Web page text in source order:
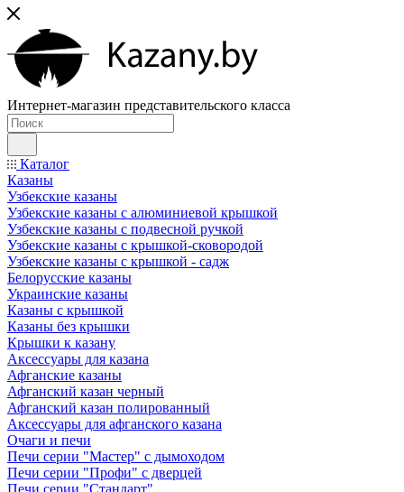
Интернет-магазин представительского класса
Каталог
Казаны
Узбекские казаны
Узбекские казаны с алюминиевой крышкой
Узбекские казаны с подвесной ручкой
Узбекские казаны с крышкой-сковородой
Узбекские казаны с крышкой - садж
Белорусские казаны
Украинские казаны
Казаны с крышкой
Казаны без крышки
Крышки к казану
Аксессуары для казана
Афганские казаны
Афганский казан черный
Афганский казан полированный
Аксессуары для афганского казана
Очаги и печи
Печи серии "Мастер" с дымоходом
Печи серии "Профи" с дверцей
Печи серии "Стандарт"